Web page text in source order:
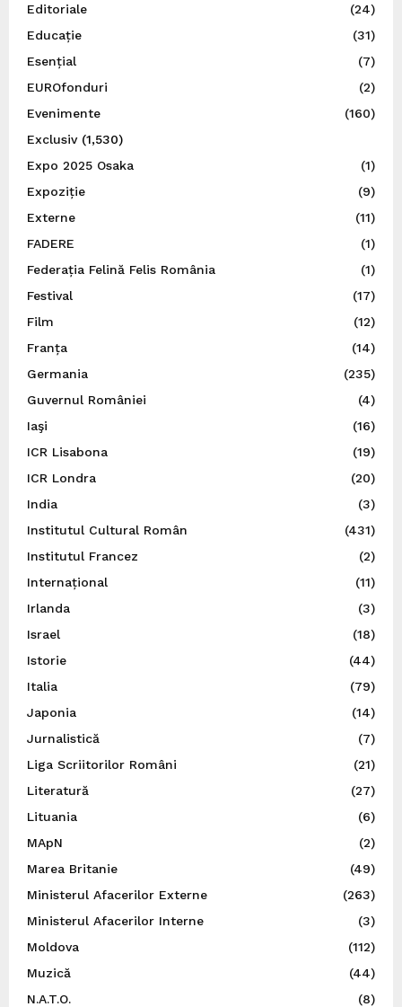
Editoriale
(24)
Educație
(31)
Esențial
(7)
EUROfonduri
(2)
Evenimente
(160)
Exclusiv(1,530)
Expo 2025 Osaka
(1)
Expoziție
(9)
Externe
(11)
FADERE
(1)
Federația Felină Felis România
(1)
Festival
(17)
Film
(12)
Franța
(14)
Germania
(235)
Guvernul României
(4)
Iaşi
(16)
ICR Lisabona
(19)
ICR Londra
(20)
India
(3)
Institutul Cultural Român
(431)
Institutul Francez
(2)
Internațional
(11)
Irlanda
(3)
Israel
(18)
Istorie
(44)
Italia
(79)
Japonia
(14)
Jurnalistică
(7)
Liga Scriitorilor Români
(21)
Literatură
(27)
Lituania
(6)
MApN
(2)
Marea Britanie
(49)
Ministerul Afacerilor Externe
(263)
Ministerul Afacerilor Interne
(3)
Moldova
(112)
Muzică
(44)
N.A.T.O.
(8)